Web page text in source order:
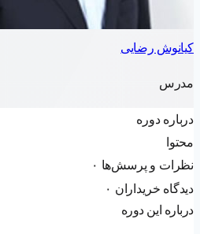
کیانوش رضایی
مدرس
درباره دوره
محتوا
نظرات و پرسش‌ها ۰
دیدگاه خریداران ۰
درباره این دوره